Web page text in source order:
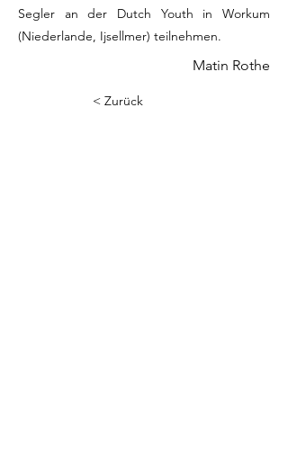
Segler an der Dutch Youth in Workum
(Niederlande, Ijsellmer) teilnehmen.
Matin Rothe
< Zurück